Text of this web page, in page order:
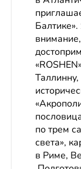
по трем
света»,
в Риме,